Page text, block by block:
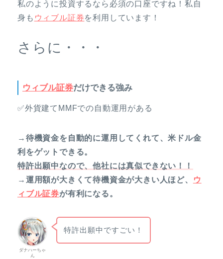
私のように投資するなら必須の口座ですね！私自
身も ウィブル証券を利用しています！
さらに・・・
ウィブル証券だけできる強み
✅外貨建てMMFでの自動運用がある
→待機資金を自動的に運用してくれて、米ドル金
利をゲットできる。
特許出願中なので、他社には真似できない！！
→運用額が大きくて待機資金が大きい人ほど、
ウ
ィブル証券が有利になる。
ダナハーちゃ
ん
特許出願中ですごい！